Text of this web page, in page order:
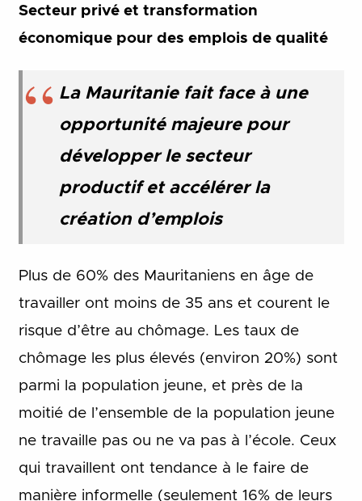
Secteur privé et transformation
économique pour des emplois de qualité
La Mauritanie fait face à une
opportunité majeure pour
développer le secteur
productif et accélérer la
création d’emplois
Plus de 60% des Mauritaniens en âge de
travailler ont moins de 35 ans et courent le
risque d’être au chômage. Les taux de
chômage les plus élevés (environ 20%) sont
parmi la population jeune, et près de la
moitié de l’ensemble de la population jeune
ne travaille pas ou ne va pas à l’école. Ceux
qui travaillent ont tendance à le faire de
manière informelle (seulement 16% de leurs